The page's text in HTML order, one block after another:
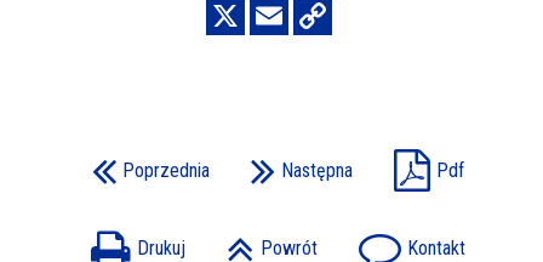
Poprzednia Następna Pdf
Drukuj Powrót Kontakt